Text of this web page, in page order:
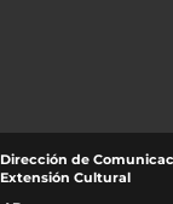
Dirección de
Extensión Cultural